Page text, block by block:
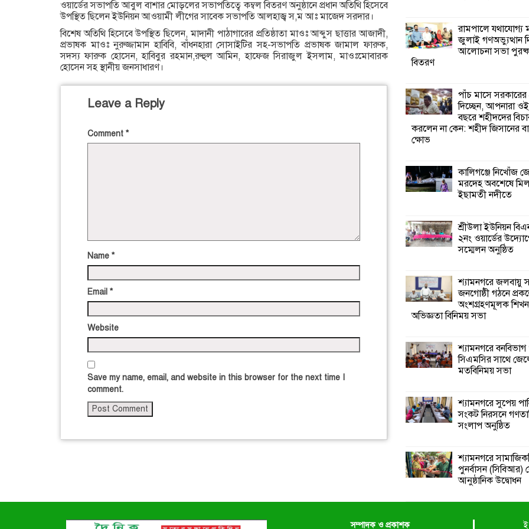
ওয়ার্ডের সভাপতি আবুল বাশার মোড়লের সভাপতিত্বে কম্বল বিতরণ অনুষ্ঠানে প্রধান অতিথি হিসেবে
উপস্থিত ছিলেন ইউনিয়ন আওয়ামী লীগের সাবেক সভাপতি আলহাজ্ব স,ম আঃ মাজেদ সরদার।
বিশেষ অতিথি হিসেবে উপস্থিত ছিলেন, মাদানী পাঠাগারের প্রতিষ্ঠাতা মাওঃ আব্দুস ছাত্তার আজাদী,
প্রভাষক মাওঃ নুরুজ্জামান হাবিবি, বাঁধনহারা সোসাইটির সহ-সভাপতি প্রভাষক জামাল ফারুক,
সদস্য ফারুক হোসেন, হাবিবুর রহমান,রুহুল আমিন, হাফেজ সিরাজুল ইসলাম, মাওঃমোবারক
হোসেন সহ স্থানীয় জনসাধারণ।
Leave a Reply
Comment *
Name *
Email *
Website
Save my name, email, and website in this browser for the next time I
comment.
কালিগঞ্জে নিখোঁজ
মরদেহ অবশেষে
ইছামতী নদীতে
২নং ওয়ার্ডের
কর্মী সম্মেলন
শ্যামনগরে জলবায়ু
শিখন ও অভিজ্ঞতা বিনিময় সভা
শ্যামনগরে বনবিভাগ
মতবিনিময় সভা
রামপালে যথাযোগ্য
জুলাই গণঅভ্যুত্থান
আলোচনা সভা
বিতরণ
পাঁচ মাসে
দিচ্ছেন, আপনারা
বছরে শহীদদের
করলেন না কেন: শহীদ জিসানের
ক্ষোভ
কালিগঞ্জে নিখোঁজ
মরদেহ অবশেষে
ইছামতী নদীতে
শ্রীউলা ইউনিয়ন
২নং ওয়ার্ডের
সম্মেলন অনুষ্ঠিত
শ্যামনগরে জলবায়ু
জনগোষ্ঠী গঠনে
অংশগ্রহণমূলক
অভিজ্ঞতা বিনিময় সভা
শ্যামনগরে
সিএমসির সাথে
মতবিনিময় সভা
শ্যামনগরে সুপেয়
সংকট নিরসনে
সংলাপ অনুষ্ঠিত
শ্যামনগরে
পুনর্বাসন (সিবিআর)
আনুষ্ঠানিক উদ্বোধন
সম্পাদক ও প্রকাশক